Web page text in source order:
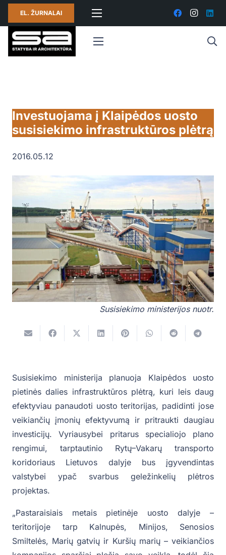
EL. ŽURNALAI
Investuojama į Klaipėdos uosto
susisiekimo infrastruktūros plėtrą
2016.05.12
Susisiekimo ministerijos nuotr.
Susisiekimo ministerija planuoja Klaipėdos uosto
pietinės dalies infrastruktūros plėtrą, kuri leis daug
efektyviau panaudoti uosto teritorijas, padidinti jose
veikiančių įmonių efektyvumą ir pritraukti daugiau
investicijų. Vyriausybei pritarus specialiojo plano
rengimui, tarptautinio Rytų–Vakarų transporto
koridoriaus Lietuvos dalyje bus įgyvendintas
valstybei ypač svarbus geležinkelių plėtros
projektas.
„Pastaraisiais metais pietinėje uosto dalyje –
teritorijoje tarp Kalnupės, Minijos, Senosios
Smiltelės, Marių gatvių ir Kuršių marių – veikiančios